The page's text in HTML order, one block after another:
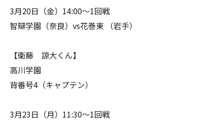
3月20日（金）14:00〜1回戦
智辯学園（奈良）vs花巻東 （岩手）
【衛藤 諒大くん】
高川学園
背番号4（キャプテン）
3月23日（月）11:30〜1回戦